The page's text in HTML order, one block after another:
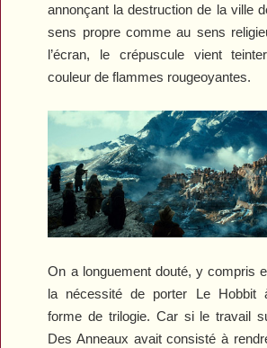
annonçant la destruction de la ville
sens propre comme au sens
l’écran, le crépuscule vient
couleur de flammes rougeoyantes.
On a longuement douté, y compris
la nécessité de porter Le Hobbità
forme de trilogie. Car si le travail
Des Anneaux avait consisté à